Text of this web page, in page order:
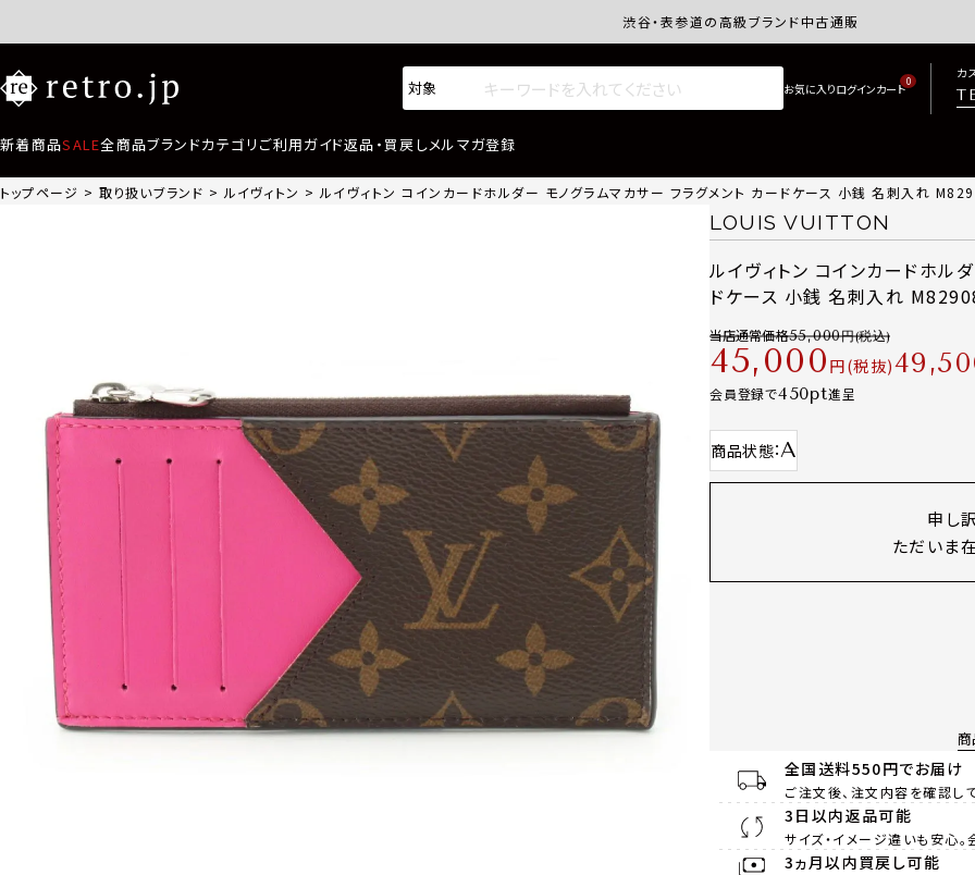
渋谷・表参道の高級ブランド中古通販サイトretro.jp商
0
カ
新着商品SALE全商品ブランドカテゴリ ご利用ガイド返品・買戻しメルマガ登録
トップページ 取り扱いブランド ルイヴィトン ルイヴィトン コインカードホルダー モノグラムマカサー フラグメント カードケース 小銭 名刺入れ
LOUIS VUITTON
ルイヴィトン コインカードホル
ドケース 小銭 名刺入れ
当店通常価格55,000
45,000 税抜
会員登録で450 進呈
商品状態 A
申し
ただいま
全国送料550円でお届け
ご注文後、注文内容を確認し
3日以内返品可能
サイズ・イメージ違いも安心
3ヵ月以内買戻し可能